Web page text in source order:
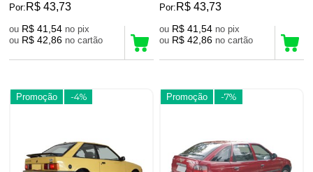
Por: R$ 43,73
ou R$ 41,54
no pix
ou R$ 42,86 no cartão
Por: R$ 43,73
ou R$ 41,54
no pix
ou R$ 42,86 no cartão
Promoção -4% Promoção -7%